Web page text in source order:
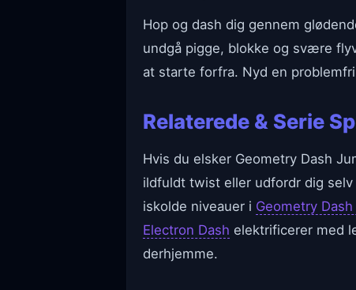
Hop og dash dig gennem
undgå pigge, blokke og svære
at starte forfra. Nyd en
Relaterede & Serie
Hvis du elsker Geometry Dash
ildfuldt twist eller udfordr dig selv
iskolde niveauer i Geometry
Electron Dash elektrificerer med
derhjemme.